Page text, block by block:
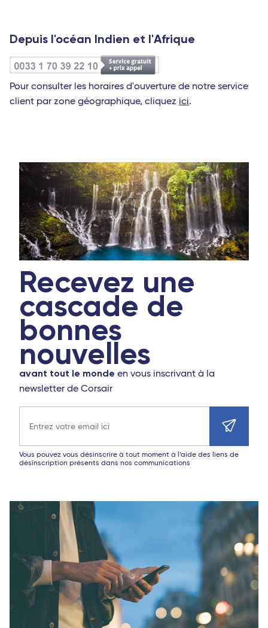
Depuis l'océan Indien et l'Afrique
Pour consulter les horaires d'ouverture de notre service
client par zone géographique, cliquez ici.
Recevez une
cascade de
bonnes
nouvelles
avant tout le monde en vous inscrivant à la
newsletter de Corsair
Vous pouvez vous désinscrire à tout moment à l’aide des liens de
désinscription présents dans nos communications